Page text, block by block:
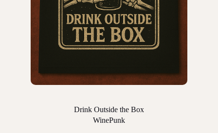
Drink Outside the Box
WinePunk